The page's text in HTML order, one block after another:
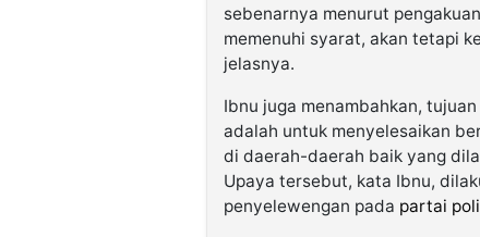
sebenarnya menurut
memenuhi syarat, akan tetapi
jelasnya.
Ibnu juga menambahkan,
adalah untuk menyelesaikan
di daerah-daerah baik yang
Upaya tersebut, kata Ibnu,
penyelewengan pada partai